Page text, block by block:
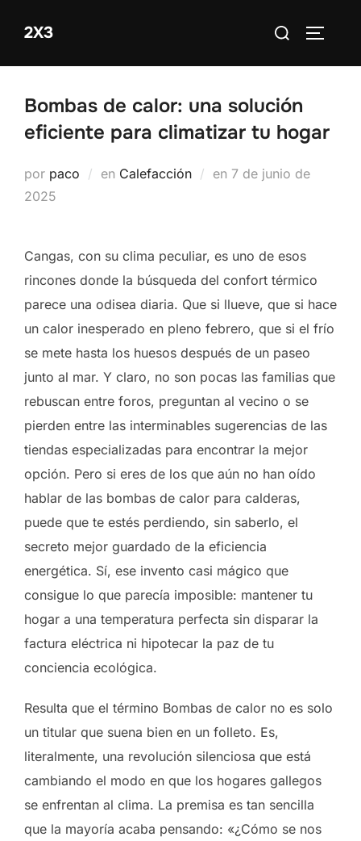
2X3 Buscar:
Bombas de calor: una solución
eficiente para climatizar tu hogar
por paco en Calefacción en Publicado
7 de junio de
2025
Cangas, con su clima peculiar, es uno de esos
rincones donde la búsqueda del confort térmico
parece una odisea diaria. Que si llueve, que si hace
un calor inesperado en pleno febrero, que si el frío
se mete hasta los huesos después de un paseo
junto al mar. Y claro, no son pocas las familias que
rebuscan entre foros, preguntan al vecino o se
pierden entre las interminables sugerencias de las
tiendas especializadas para encontrar la mejor
opción. Pero si eres de los que aún no han oído
hablar de las bombas de calor para calderas,
puede que te estés perdiendo, sin saberlo, el
secreto mejor guardado de la eficiencia
energética. Sí, ese invento casi mágico que
consigue lo que parecía imposible: mantener tu
hogar a una temperatura perfecta sin disparar la
factura eléctrica ni hipotecar la paz de tu
conciencia ecológica.
Resulta que el término Bombas de calor no es solo
un titular que suena bien en un folleto. Es,
literalmente, una revolución silenciosa que está
cambiando el modo en que los hogares gallegos
se enfrentan al clima. La premisa es tan sencilla
que la mayoría acaba pensando: «¿Cómo se nos